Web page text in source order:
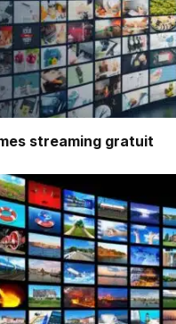
streaming gratuit